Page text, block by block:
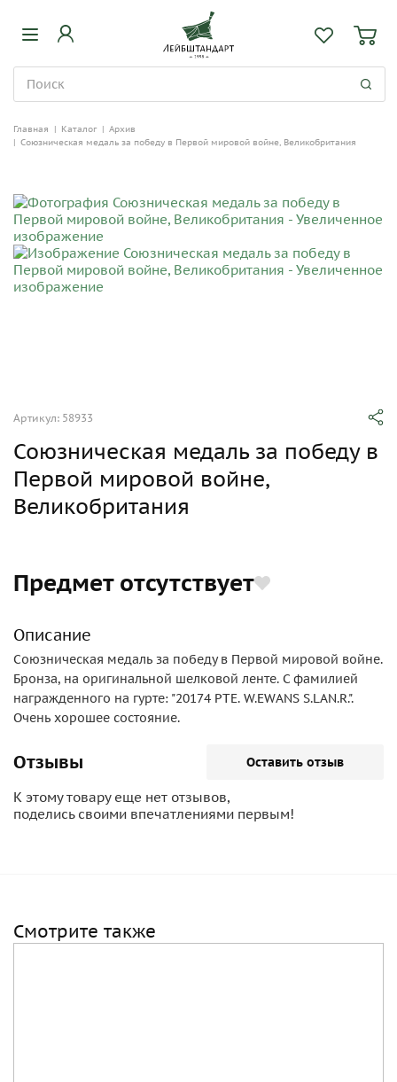
Главная | Каталог | Архив
| Союзническая медаль за победу в Первой мировой войне, Великобритания
Артикул: 58933
Союзническая медаль за победу в
Первой мировой войне,
Великобритания
Предмет отсутствует
Описание
Союзническая медаль за победу в Первой мировой войне.
Бронза, на оригинальной шелковой ленте. С фамилией
награжденного на гурте: "20174 PTE. W.EWANS S.LAN.R.".
Очень хорошее состояние.
Отзывы Оставить отзыв
К этому товару еще нет отзывов,
поделись своими впечатлениями первым!
Смотрите также